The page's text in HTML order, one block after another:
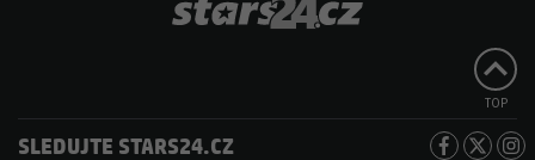
TOP
SLEDUJTE STARS24.CZ